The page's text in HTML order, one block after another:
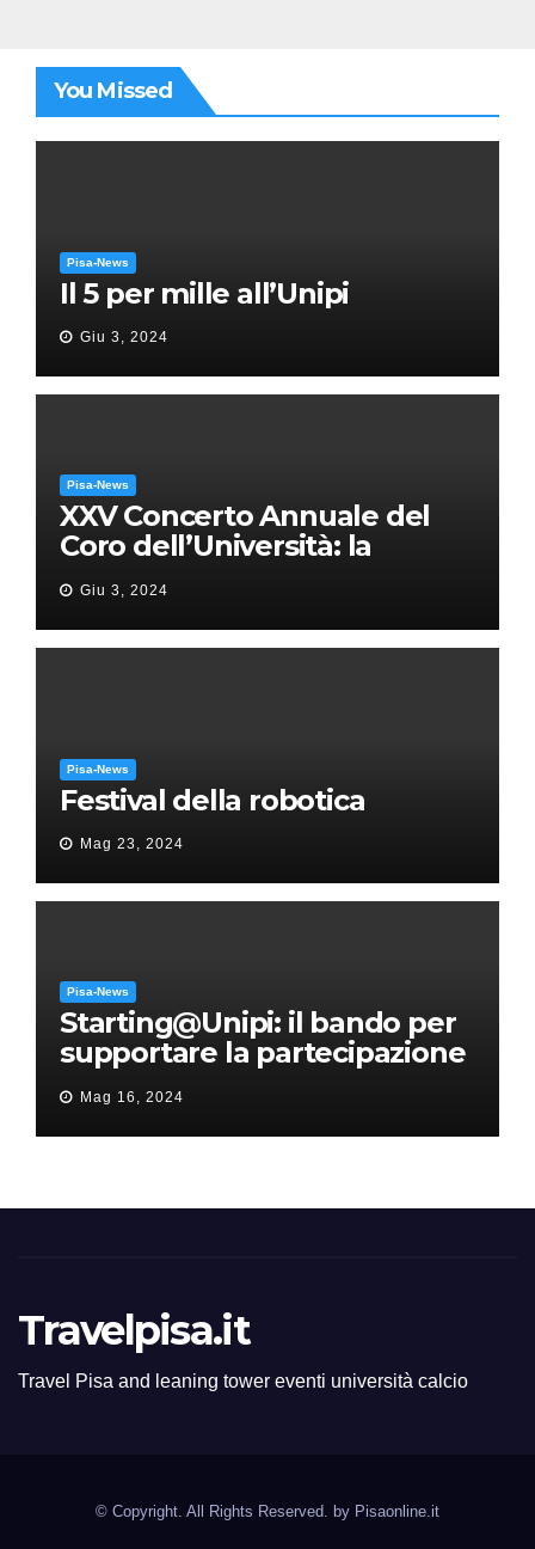
You Missed
Pisa-News
Il 5 per mille all’Unipi
Giu 3, 2024
Pisa-News
XXV Concerto Annuale del
Coro dell’Università: la
“Messa in gloria” di Giacomo
Puccini
Giu 3, 2024
Pisa-News
Festival della robotica
Mag 23, 2024
Pisa-News
Starting@Unipi: il bando per
supportare la partecipazione
all’ERC Starting Grant
Mag 16, 2024
Travelpisa.it
Travel Pisa and leaning tower eventi università calcio
© Copyright. All Rights Reserved. by Pisaonline.it